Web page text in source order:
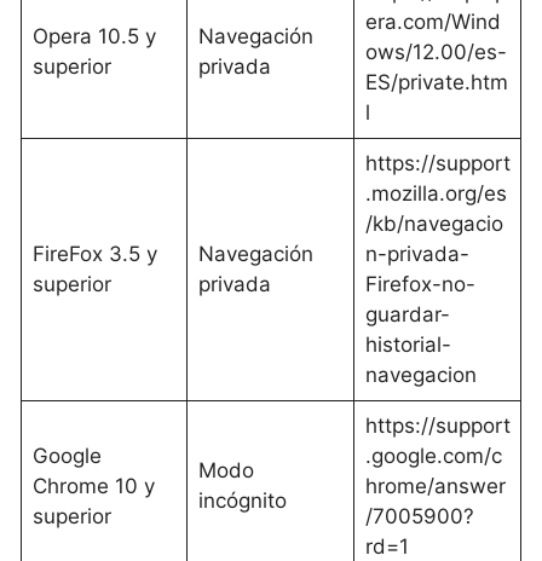
Opera 10.5 y
superior
Navegación
privada
era.com/Wind
ows/12.00/es-
ES/private.htm
l
FireFox 3.5 y
superior
Navegación
privada
https://support
.mozilla.org/es
/kb/navegacio
n-privada-
Firefox-no-
guardar-
historial-
navegacion
Google
Chrome 10 y
superior
Modo
incógnito
https://support
.google.com/c
hrome/answer
/7005900?
rd=1